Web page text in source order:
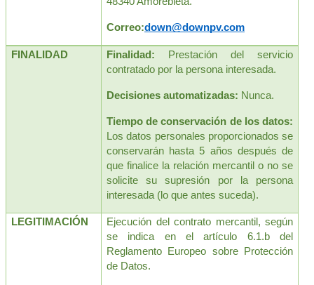
Correo:down@downpv.com
FINALIDAD Finalidad:
Prestación del servicio
contratado por la persona interesada.
Decisiones automatizadas: Nunca.
Tiempo de conservación de los datos:
Los datos personales proporcionados se
conservarán hasta 5 años después de
que finalice la relación mercantil o no se
solicite su supresión por la persona
interesada (lo que antes suceda).
LEGITIMACIÓN
Ejecución del contrato mercantil, según
se indica en el artículo 6.1.b del
Reglamento Europeo sobre Protección
de Datos.